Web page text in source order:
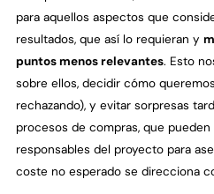
para aquellos aspectos que
resultados, que así lo requieran y
puntos menos relevantes. Esto
sobre ellos, decidir cómo
rechazando), y evitar sorpresas
procesos de compras, que
responsables del proyecto para
coste no esperado se direcciona